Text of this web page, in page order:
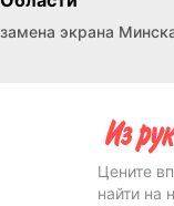
замена экрана
Цените
найти на